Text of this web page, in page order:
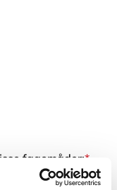
fagomåder:*